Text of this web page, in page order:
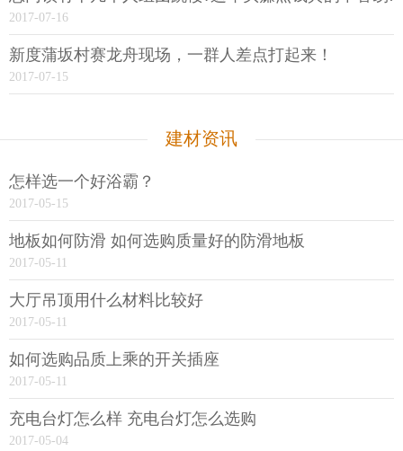
2017-07-16
新度蒲坂村赛龙舟现场，一群人差点打起来！
2017-07-15
建材资讯
怎样选一个好浴霸？
2017-05-15
地板如何防滑 如何选购质量好的防滑地板
2017-05-11
大厅吊顶用什么材料比较好
2017-05-11
如何选购品质上乘的开关插座
2017-05-11
充电台灯怎么样 充电台灯怎么选购
2017-05-04